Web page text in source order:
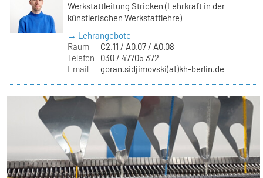
Werkstattleitung Stricken (Lehrkraft in der
künstlerischen Werkstattlehre)
→ Lehrangebote
Raum
C2.11 / A0.07 / A0.08
Telefon
030 / 47705 372
Email
goran.sidjimovski(at)kh-berlin.de